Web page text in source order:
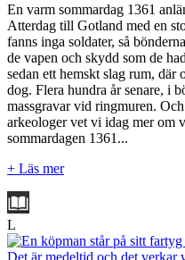
En varm sommardag 1361
Atterdag till Gotland med en
fanns inga soldater, så
de vapen och skydd som de
sedan ett hemskt slag rum,
dog. Flera hundra år senare, i
massgravar vid ringmuren.
arkeologer vet vi idag mer om
sommardagen 1361...
+ Läs mer
L